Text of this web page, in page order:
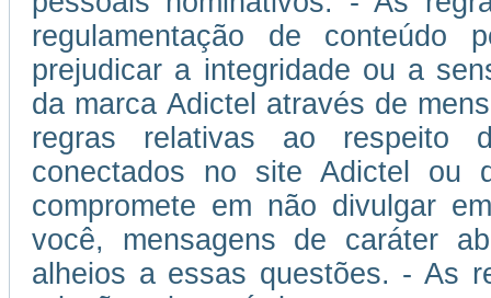
regulamentação de conteúdo
prejudicar a integridade ou a
da marca Adictel através de
regras relativas ao respeito
conectados no site Adictel ou
compromete em não divulgar
você, mensagens de caráter
alheios a essas questões. - As